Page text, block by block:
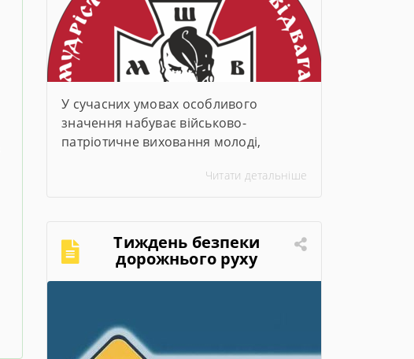
У сучасних умовах особливого
значення набуває військово-
патріотичне виховання молоді,
до України, поваги до її історії,
дитячо-юнацька військово-
патріотична гра «Джура» стала
важливою складовою національного
«Джура» об’єднує дітей та молодь
навколо українських цінностей,
Читати детальніше
Тиждень безпеки
дорожнього руху